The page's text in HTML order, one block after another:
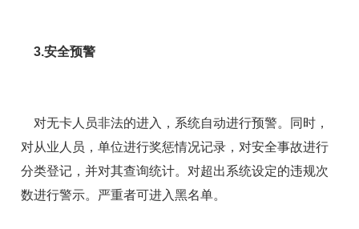
3.安全预警
对无卡人员非法的进入，系统自动进行预警。同时，
对从业人员，单位进行奖惩情况记录，对安全事故进行
分类登记，并对其查询统计。对超出系统设定的违规次
数进行警示。严重者可进入黑名单。